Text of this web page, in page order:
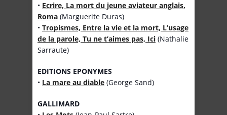
• Ecrire, La mort du jeune aviateur anglais,
Roma (Marguerite Duras)
• Tropismes, Entre la vie et la mort, L’usage
de la parole, Tu ne t’aimes pas, Ici (Nathalie
Sarraute)
EDITIONS EPONYMES
• La mare au diable (George Sand)
GALLIMARD